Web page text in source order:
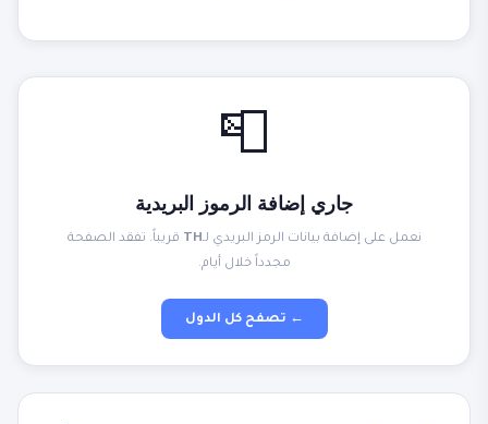
📮
جاري إضافة الرموز البريدية
نعمل على إضافة بيانات الرمز البريدي لـTH قريباً. تفقد الصفحة
مجدداً خلال أيام.
← تصفح كل الدول